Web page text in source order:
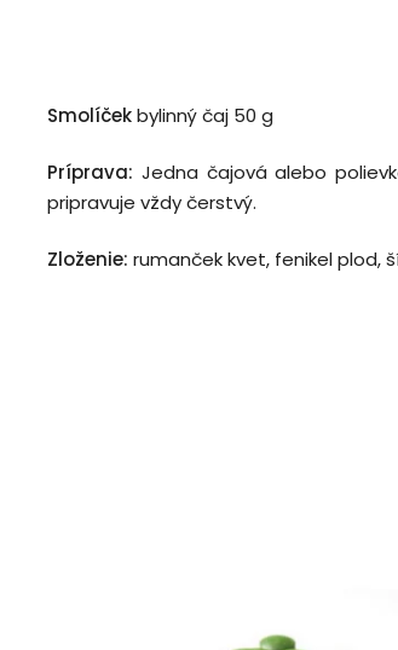
Smolíčekbylinný čaj 50 g
Príprava: Jedna čajová alebo
pripravuje vždy čerstvý.
Zloženie: rumanček kvet, fenikel plod,